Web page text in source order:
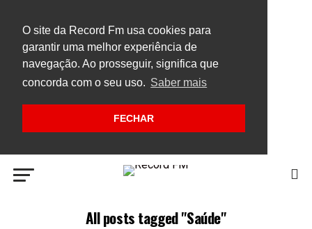
O site da Record Fm usa cookies para
garantir uma melhor experiência de
navegação. Ao prosseguir, significa que
concorda com o seu uso. Saber mais
FECHAR
All posts tagged "Saúde"